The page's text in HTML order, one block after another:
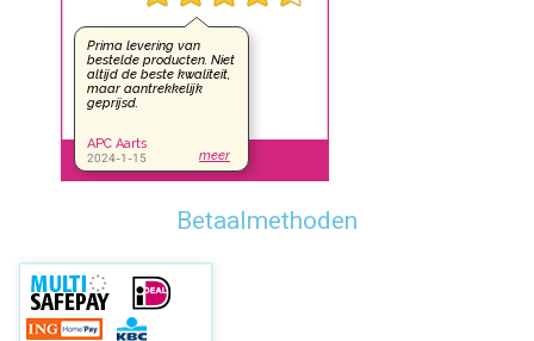
Betaalmethoden